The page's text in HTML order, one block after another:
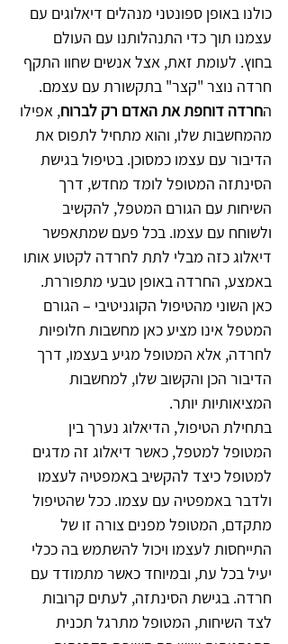
כולנו באופן ספונטני מנהלים דיאלוגים עם
עצמנו תוך כדי התנהלותנו עם העולם
בחוץ. לעומת זאת, אצל אנשים שחוו התקף
חרדה נוצר "קצר" בתקשורת עם עצמם.
החרדה דוחפת את האדם רק לברוח, אפילו
מהמחשבות שלו, והוא מתחיל לתפוס את
הדיבור עם עצמו כמסוכן. בטיפול בגישת
הסינתזה המטופל לומד מחדש, דרך
השיחות עם הגורם המטפל, להקשיב
ולשוחח עם עצמו. בכל פעם שמתאפשר
דיאלוג כזה מבלי לתת לחרדה לקטוע אותו
באמצע, החרדה באופן טבעי מתפוררת.
כאן השוני מהטיפול הקוגניטיבי – הגורם
המטפל אינו מציע כאן מחשבות חלופיות
לחרדה, אלא המטופל מגיע בעצמו, דרך
הדיבור הכן והקשוב שלו, למחשבות
המציאותיות יותר.
בתחילת הטיפול, הדיאלוג נערך בין
המטופל למטפל, כאשר דיאלוג זה מדגים
למטופל כיצד להקשיב באמפטיה לעצמו
ולדבר באמפטיה עם עצמו. ככל שהטיפול
מתקדם, המטופל מפנים צורה זו של
התייחסות לעצמו ויכול להשתמש בה ככלי
יעיל בכל עת, ובמיוחד כאשר מתמודד עם
חרדה. בגישת הסינתזה, לעתים קרובות
לצד השיחות, המטופל מתרגל תכנית